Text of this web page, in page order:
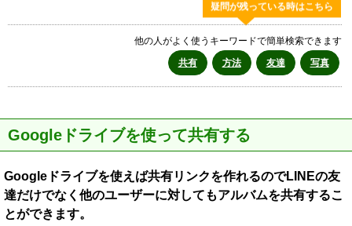
疑問が残っている時はこちら
他の人がよく使うキーワードで簡単検索できます
共有
方法 友達 写真
Googleドライブを使って共有する
Googleドライブを使えば共有リンクを作れるのでLINEの友
達だけでなく他のユーザーに対してもアルバムを共有するこ
とができます。